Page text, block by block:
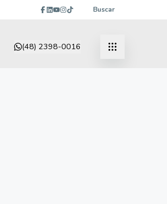
Buscar
(48) 2398-0016